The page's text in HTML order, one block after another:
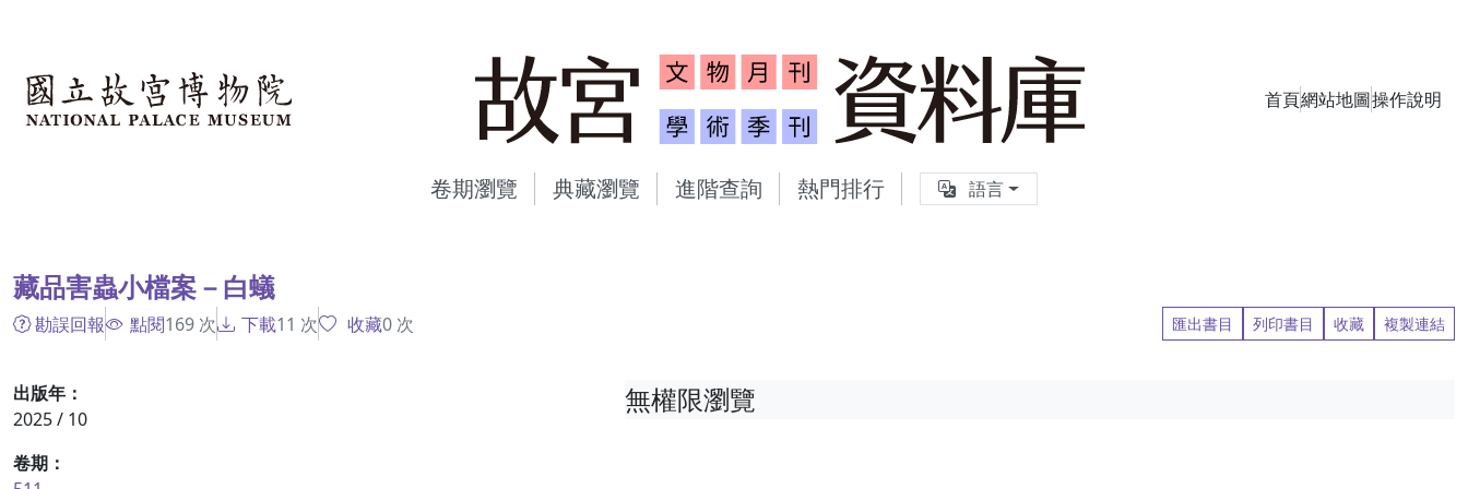
故宮文物月刊、故宮學術季刊資料庫
首頁網站地圖操作說明
卷期瀏覽 典藏瀏覽 進階查詢 熱門排行 語言
藏品害蟲小檔案－白蟻
勘誤回報 點閱169 次 下載11 次 收藏0 次 匯出書目 列印書目 收藏 複製連結
出版年：
2025 / 10
卷期：
無權限瀏覽